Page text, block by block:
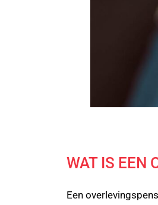
WAT IS EEN
Een